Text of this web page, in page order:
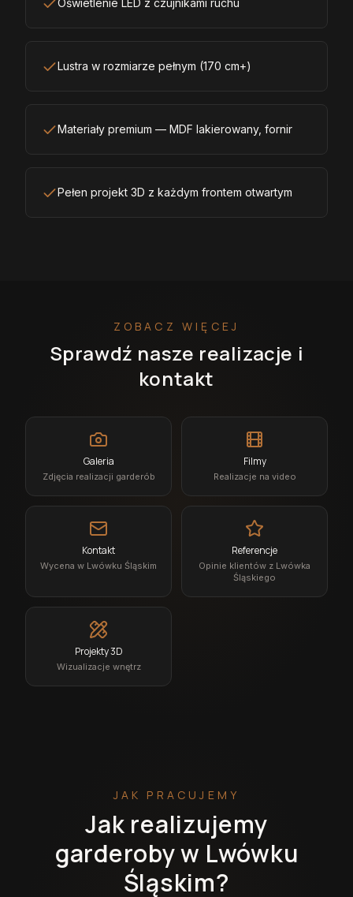
Oświetlenie LED z czujnikami ruchu
Lustra w rozmiarze pełnym (170 cm+)
Materiały premium — MDF lakierowany, fornir
Pełen projekt 3D z każdym frontem otwartym
ZOBACZ WIĘCEJ
Sprawdź nasze realizacje i
kontakt
Galeria
Zdjęcia realizacji garderób
Filmy
Realizacje na video
Kontakt
Wycena w Lwówku Śląskim
Referencje
Opinie klientów z Lwówka
Śląskiego
Projekty 3D
Wizualizacje wnętrz
JAK PRACUJEMY
Jak realizujemy
garderoby w Lwówku
Śląskim?